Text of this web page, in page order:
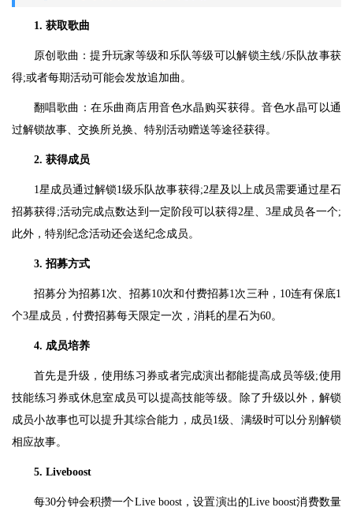
1. 获取歌曲
原创歌曲：提升玩家等级和乐队等级可以解锁主线/乐队故事获
得;或者每期活动可能会发放追加曲。
翻唱歌曲：在乐曲商店用音色水晶购买获得。音色水晶可以通
过解锁故事、交换所兑换、特别活动赠送等途径获得。
2. 获得成员
1星成员通过解锁1级乐队故事获得;2星及以上成员需要通过星石
招募获得;活动完成点数达到一定阶段可以获得2星、3星成员各一个;
此外，特别纪念活动还会送纪念成员。
3. 招募方式
招募分为招募1次、招募10次和付费招募1次三种，10连有保底1
个3星成员，付费招募每天限定一次，消耗的星石为60。
4. 成员培养
首先是升级，使用练习券或者完成演出都能提高成员等级;使用
技能练习券或休息室成员可以提高技能等级。除了升级以外，解锁
成员小故事也可以提升其综合能力，成员1级、满级时可以分别解锁
相应故事。
5. Liveboost
每30分钟会积攒一个Live boost，设置演出的Live boost消费数量